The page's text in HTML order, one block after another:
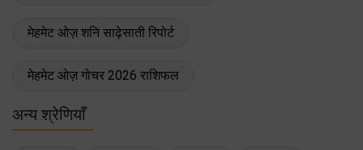
मेहमेट ओज़ शनि साढ़ेसाती रिपोर्ट
मेहमेट ओज़ गोचर 2026 राशिफल
अन्य श्रेणियाँ